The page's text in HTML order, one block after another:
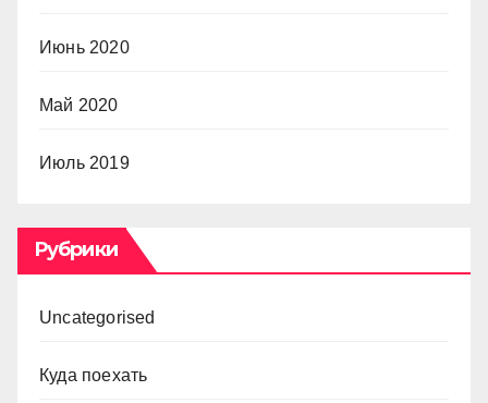
Июнь 2020
Май 2020
Июль 2019
Рубрики
Uncategorised
Куда поехать